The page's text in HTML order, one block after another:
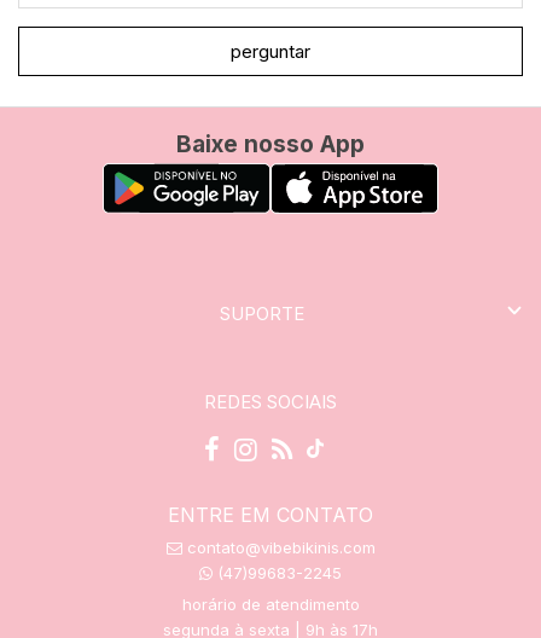
perguntar
Baixe nosso App
SUPORTE
REDES SOCIAIS
ENTRE EM CONTATO
contato@vibebikinis.com
(47)99683-2245
horário de atendimento
segunda à sexta | 9h às 17h